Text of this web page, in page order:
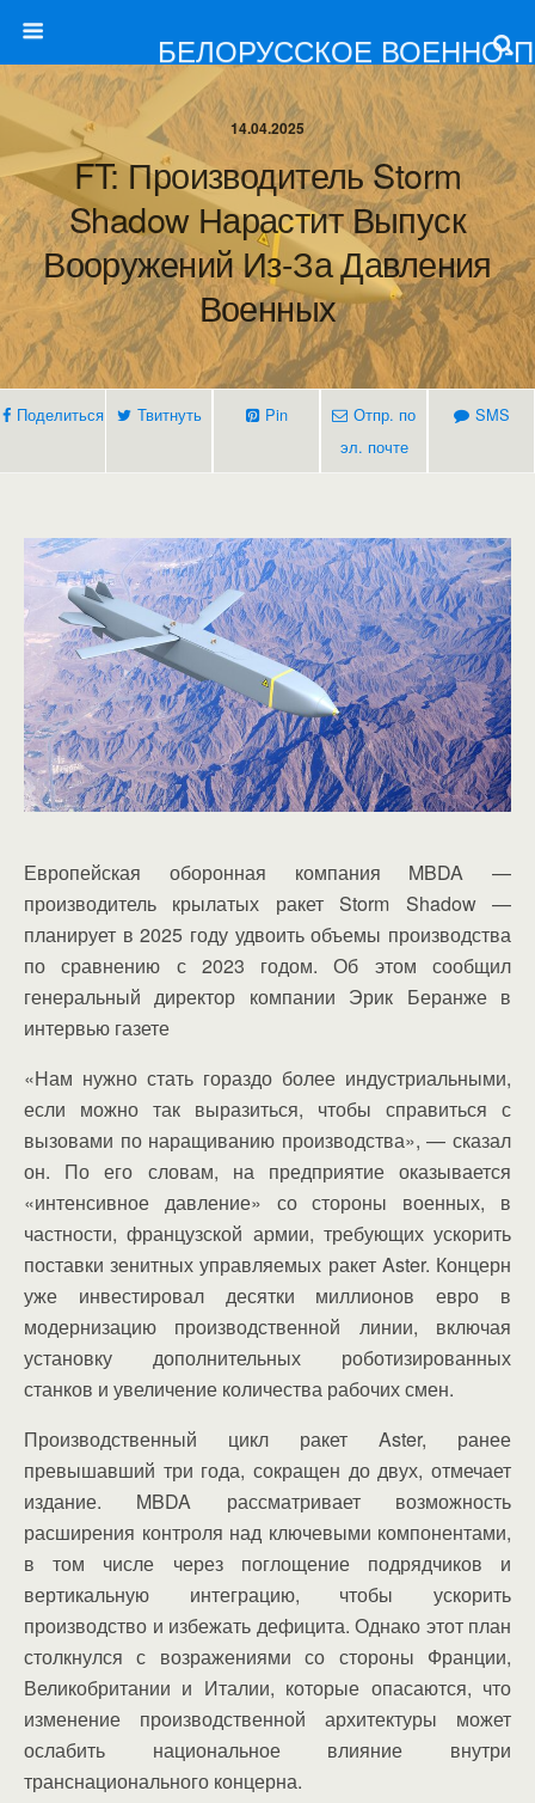
БЕЛОРУССКОЕ ВОЕННО-
14.04.2025
FT: Производитель Storm
Shadow Нарастит Выпуск
Вооружений Из-За Давления
Военных
Поделиться Твитнуть Pin
Отпр. по
эл. почте
SMS
Европейская оборонная компания MBDA —
производитель крылатых ракет Storm Shadow —
планирует в 2025 году удвоить объемы производства
по сравнению с 2023 годом. Об этом сообщил
генеральный директор компании Эрик Беранже в
интервью газете
«Нам нужно стать гораздо более индустриальными,
если можно так выразиться, чтобы справиться с
вызовами по наращиванию производства», — сказал
он. По его словам, на предприятие оказывается
«интенсивное давление» со стороны военных, в
частности, французской армии, требующих ускорить
поставки зенитных управляемых ракет Aster. Концерн
уже инвестировал десятки миллионов евро в
модернизацию производственной линии, включая
установку дополнительных роботизированных
станков и увеличение количества рабочих смен.
Производственный цикл ракет Aster, ранее
превышавший три года, сокращен до двух, отмечает
издание. MBDA рассматривает возможность
расширения контроля над ключевыми компонентами,
в том числе через поглощение подрядчиков и
вертикальную интеграцию, чтобы ускорить
производство и избежать дефицита. Однако этот план
столкнулся с возражениями со стороны Франции,
Великобритании и Италии, которые опасаются, что
изменение производственной архитектуры может
ослабить национальное влияние внутри
транснационального концерна.